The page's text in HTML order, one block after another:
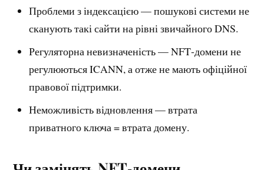
Проблеми з індексацією — пошукові системи не
сканують такі сайти на рівні звичайного DNS.
Регуляторна невизначеність — NFT‑домени не
регулюються ICANN, а отже не мають офіційної
правової підтримки.
Неможливість відновлення — втрата
приватного ключа = втрата домену.